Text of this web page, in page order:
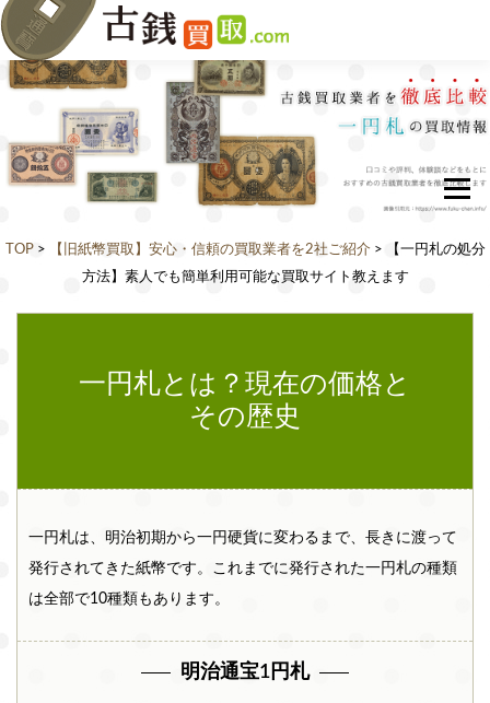
古銭買取業者ランキング
古銭の種類別買取情報
硬貨の額面別買取情報
北海道・東北エリア
秋田
県
関東エリア
東京
都
神奈
川県
埼玉
千葉
茨城
県
山梨
県
TOP> 【旧紙幣買取】安心・信頼の買取業者を2社ご紹介> 【一円札の処分
方法】素人でも簡単利用可能な買取サイト教えます
一円札とは？現在の価格と
その歴史
一円札は、明治初期から一円硬貨に変わるまで、長きに渡って
発行されてきた紙幣です。これまでに発行された一円札の種類
は全部で10種類もあります。
明治通宝1円札